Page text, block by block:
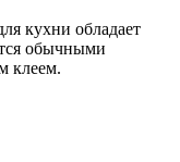
кухни обладает
обычными
клеем.